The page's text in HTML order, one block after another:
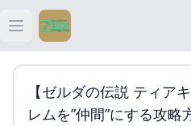
Open main menu
ティア
ティア
【ゼルダの伝説 ティア
レムを”仲間”にする攻